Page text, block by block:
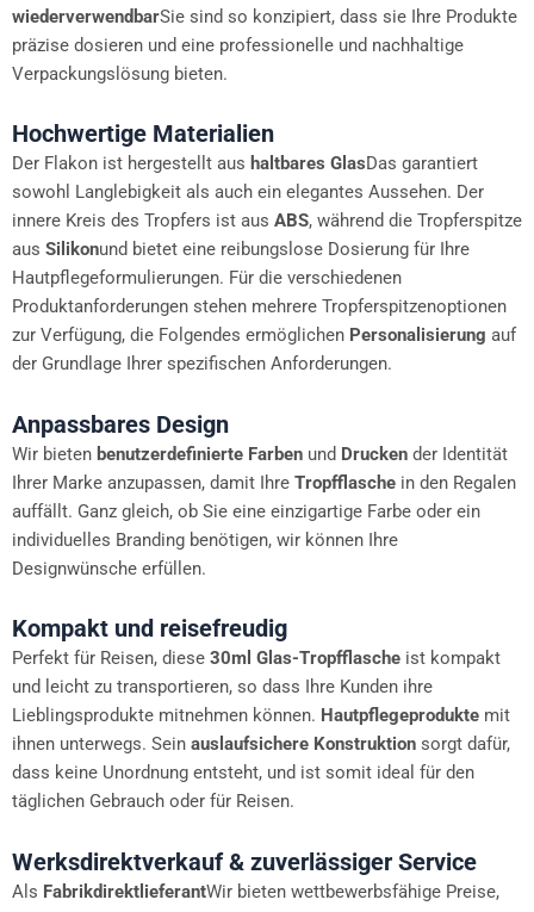
wiederverwendbarSie sind so konzipiert, dass sie Ihre Produkte
präzise dosieren und eine professionelle und nachhaltige
Verpackungslösung bieten.
Hochwertige Materialien
Der Flakon ist hergestellt aus haltbares GlasDas garantiert
sowohl Langlebigkeit als auch ein elegantes Aussehen. Der
innere Kreis des Tropfers ist aus ABS, während die Tropferspitze
aus Silikonund bietet eine reibungslose Dosierung für Ihre
Hautpflegeformulierungen. Für die verschiedenen
Produktanforderungen stehen mehrere Tropferspitzenoptionen
zur Verfügung, die Folgendes ermöglichen Personalisierung auf
der Grundlage Ihrer spezifischen Anforderungen.
Anpassbares Design
Wir bieten benutzerdefinierte Farben und Drucken der Identität
Ihrer Marke anzupassen, damit Ihre Tropfflasche in den Regalen
auffällt. Ganz gleich, ob Sie eine einzigartige Farbe oder ein
individuelles Branding benötigen, wir können Ihre
Designwünsche erfüllen.
Kompakt und reisefreudig
Perfekt für Reisen, diese 30ml Glas-Tropfflasche ist kompakt
und leicht zu transportieren, so dass Ihre Kunden ihre
Lieblingsprodukte mitnehmen können. Hautpflegeprodukte mit
ihnen unterwegs. Sein auslaufsichere Konstruktion sorgt dafür,
dass keine Unordnung entsteht, und ist somit ideal für den
täglichen Gebrauch oder für Reisen.
Werksdirektverkauf & zuverlässiger Service
Als FabrikdirektlieferantWir bieten wettbewerbsfähige Preise,